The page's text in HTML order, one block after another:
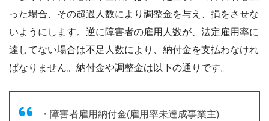
った場合、その超過人数により調整金を与え、損をさせな
いようにします。逆に障害者の雇用人数が、法定雇用率に
達してない場合は不足人数により、納付金を支払わなけれ
ばなりません。納付金や調整金は以下の通りです。
・障害者雇用納付金(雇用率未達成事業主)